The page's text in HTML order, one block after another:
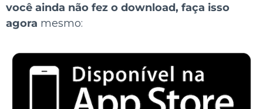
você ainda não fez o download, faça isso
agora mesmo: